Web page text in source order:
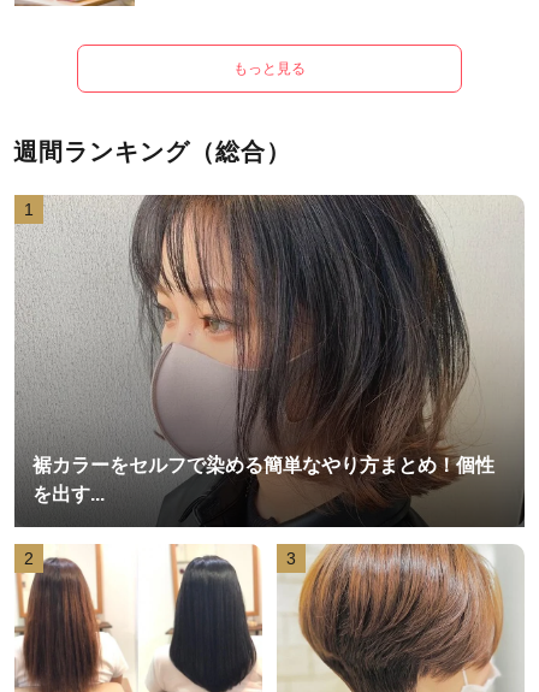
もっと見る
週間ランキング（総合）
1
裾カラーをセルフで染める簡単なやり方まとめ！個性
を出す...
2 3